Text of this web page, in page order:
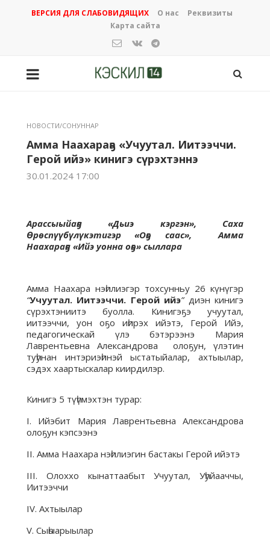
ВЕРСИЯ ДЛЯ СЛАБОВИДЯЩИХ О нас
Реквизиты
Карта сайта
НОВОСТИ/СОНУННАР
Амма Наахараҕа «Учуутал. Иитээччи.
Герой ийэ» кинигэ сүрэхтэннэ
30.01.2024 17:00
Арассыыйаҕа «Дьиэ кэргэн», Саха
Өрөспүүбүлүкэтигэр «Оҕо саас», Амма
Наахараҕа «Ийэ уонна оҕо» сыллара
Амма Наахара нэһилиэгэр тохсунньу 26 күнүгэр
“Учуутал. Иитээччи. Герой ийэ” диэн кинигэ
сүрэхтэниитэ буолла. Кинигэҕэ учуутал,
иитээччи, уон оҕо иһирэх ийэтэ, Герой Ийэ,
педагогическай үлэ бэтэрээнэ Мария
Лаврентьевна Александрова олоҕун, үлэтин
туһунан интэриэһинэй ыстатыйалар, ахтыылар,
сэдэх хаартыскалар киирдилэр.
Кинигэ 5 түһүмэхтэн турар:
I. Ийэбит Мария Лаврентьевна Александрова
олоҕун кэпсээнэ
II. Амма Наахара нэһилиэгин бастакы Герой ийэтэ
III. Олоххо кынаттаабыт Учуутал, Уһуйааччы,
Иитээччи
IV. Ахтыылар
V. Сыһыарыылар